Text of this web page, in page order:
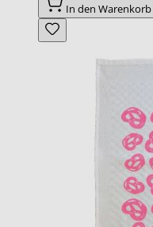
In den Warenkorb